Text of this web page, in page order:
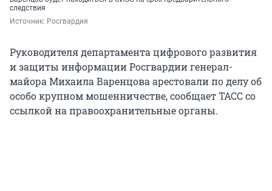
следствия
Источник: Росгвардия
Руководителя департамента цифрового развития
и защиты информации Росгвардии генерал-
майора Михаила Варенцова арестовали по делу об
особо крупном мошенничестве, сообщает ТАСС со
ссылкой на правоохранительные органы.